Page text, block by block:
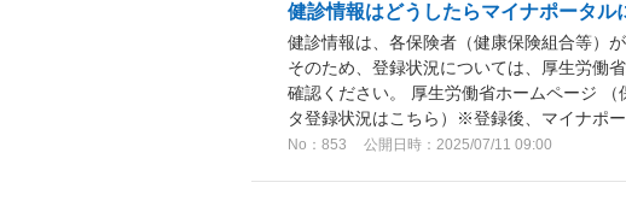
健診情報はどうしたらマイナポータル
健診情報は、各保険者（健康保険組合等）
そのため、登録状況については、厚生労働
確認ください。 厚生労働省ホームページ
タ登録状況はこちら）※登録後、マイナポー
No：853 公開日時：2025/07/11 09:00